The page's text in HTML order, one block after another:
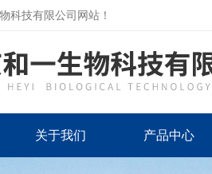
科技有限公司网站！
关于我们 产品中心